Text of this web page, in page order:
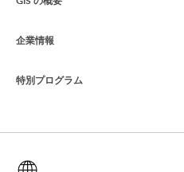
マッピング
Esri Community
ArcGIS ブログ
GIS とは
ロケーション インテリジェンス
トレーニング
企業情報
Esri について
特別プログラム
ArcGIS for Student Use